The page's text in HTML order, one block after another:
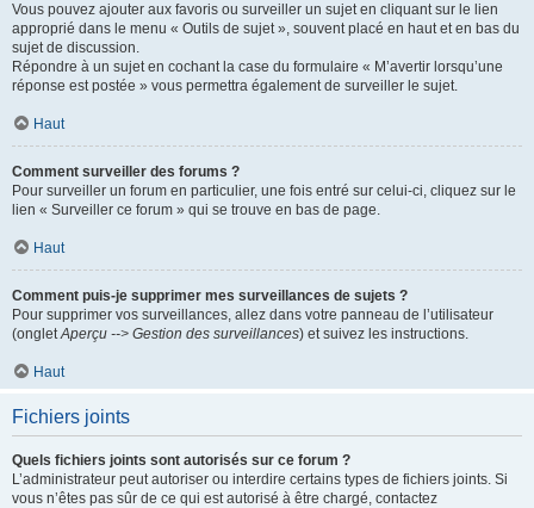
Vous pouvez ajouter aux favoris ou surveiller un sujet en cliquant sur le lien
approprié dans le menu « Outils de sujet », souvent placé en haut et en bas du
sujet de discussion.
Répondre à un sujet en cochant la case du formulaire « M’avertir lorsqu’une
réponse est postée » vous permettra également de surveiller le sujet.
Haut
Comment surveiller des forums ?
Pour surveiller un forum en particulier, une fois entré sur celui-ci, cliquez sur le
lien « Surveiller ce forum » qui se trouve en bas de page.
Haut
Comment puis-je supprimer mes surveillances de sujets ?
Pour supprimer vos surveillances, allez dans votre panneau de l’utilisateur
(ongletAperçu --> Gestion des surveillances) et suivez les instructions.
Haut
Fichiers joints
Quels fichiers joints sont autorisés sur ce forum ?
L’administrateur peut autoriser ou interdire certains types de fichiers joints. Si
vous n’êtes pas sûr de ce qui est autorisé à être chargé, contactez